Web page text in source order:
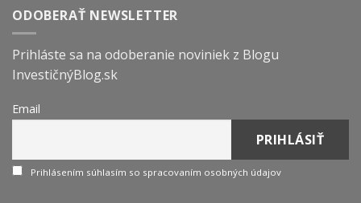
ODOBERAŤ NEWSLETTER
Prihláste sa na odoberanie noviniek z Blogu
InvestičnýBlog.sk
Email
Prihlásením súhlasím so spracovaním osobných údajov